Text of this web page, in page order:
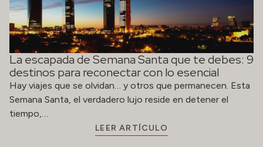
La escapada de Semana Santa que te debes: 9
destinos para reconectar con lo esencial
Hay viajes que se olvidan… y otros que permanecen. Esta
Semana Santa, el verdadero lujo reside en detener el
tiempo,…
LEER ARTÍCULO